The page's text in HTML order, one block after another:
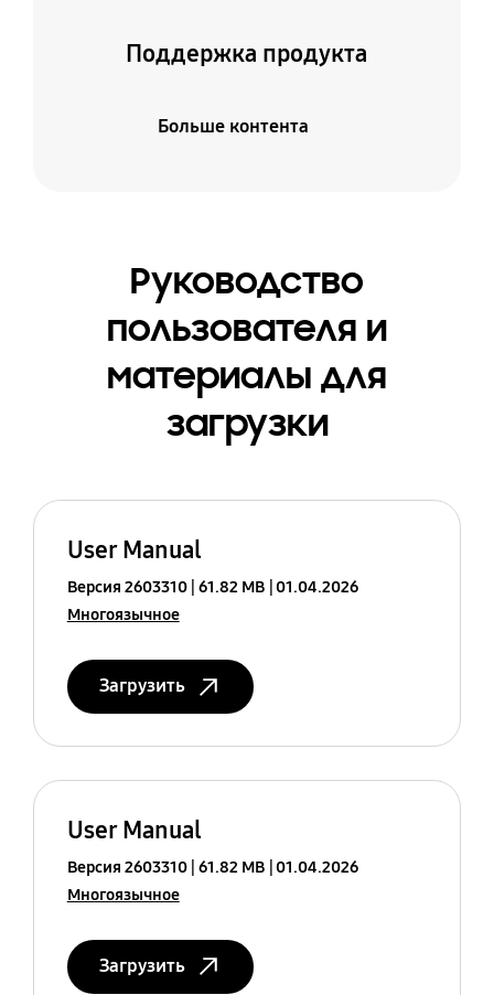
Поддержка продукта
Больше контента
Руководство
пользователя и
материалы для
загрузки
User Manual
Версия 2603310 61.82 MB
01.04.2026
Многоязычное
Загрузить
User Manual
Версия 2603310 61.82 MB
01.04.2026
Многоязычное
Загрузить